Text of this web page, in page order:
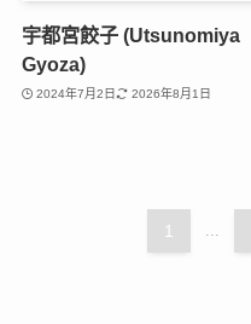
宇都宮餃子 (Utsunomiya
Gyoza)
2024年7月2日 2026年8月1日
1 ...